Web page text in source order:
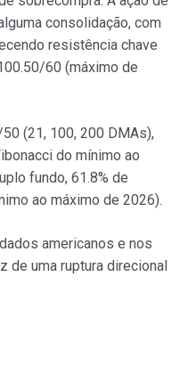
consolidação, com
resistência chave
60 (máximo de
(21, 100, 200 DMAs),
do mínimo ao
fundo, 61.8% de
ao máximo de 2026).
americanos e nos
de uma ruptura direcional